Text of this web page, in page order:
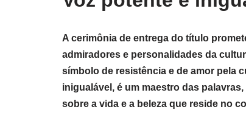
A cerimônia de entrega do título
admiradores e personalidades da
símbolo de resistência e de amor pela
inigualável, é um maestro das
sobre a vida e a beleza que reside no